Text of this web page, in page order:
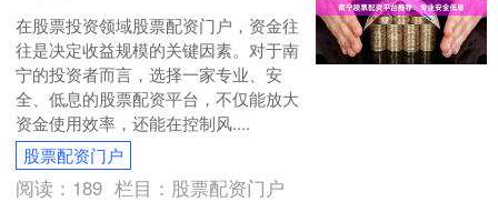
在股票投资领域股票配资门户，资金往
往是决定收益规模的关键因素。对于南
宁的投资者而言，选择一家专业、安
全、低息的股票配资平台，不仅能放大
资金使用效率，还能在控制风....
股票配资门户
阅读： 189 栏目： 股票配资门户